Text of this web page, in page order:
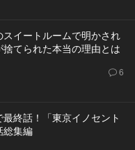
イートルームで明かされ
てられた本当の理由とは
6
終話！「東京イノセント
総集編